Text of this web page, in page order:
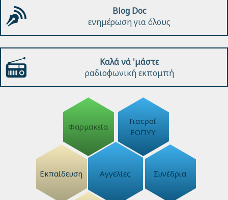
Blog Doc
ενημέρωση για όλους
Καλά νά 'μάστε
ραδιοφωνική εκπομπή
Φαρμακεία
Γιατροί
ΕΟΠΥΥ
Εκπαίδευση Αγγελίες Συνέδρια